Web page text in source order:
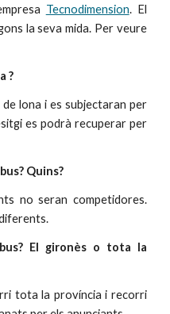
Tecnodimension. El
la seva mida. Per veure
?
lona i es subjectaran per
es podrà recuperar per
Quins?
no seran competidores.
El gironès o tota la
tota la província i recorri